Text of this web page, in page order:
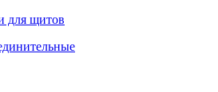
для щитов